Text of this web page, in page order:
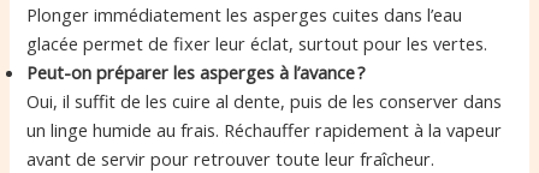
Plonger immédiatement les asperges cuites dans l’eau
glacée permet de fixer leur éclat, surtout pour les vertes.
Peut-on préparer les asperges à l’avance ?
Oui, il suffit de les cuire al dente, puis de les conserver dans
un linge humide au frais. Réchauffer rapidement à la vapeur
avant de servir pour retrouver toute leur fraîcheur.